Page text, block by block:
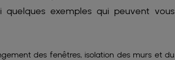
quelques exemples qui peuvent vous
des fenêtres, isolation des murs et du